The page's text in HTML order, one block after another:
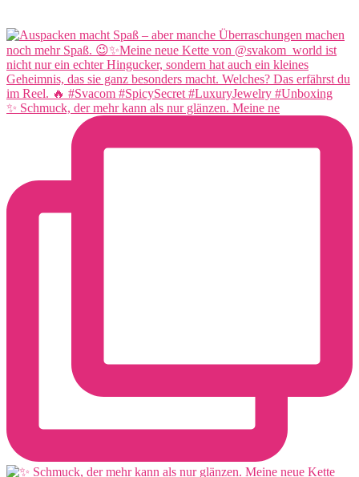
✨ Schmuck, der mehr kann als nur glänzen. Meine ne